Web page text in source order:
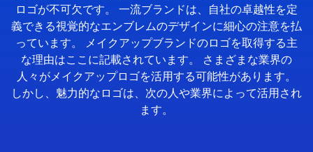
ロゴが不可欠です。 一流ブランドは、自社の卓越性を定
義できる視覚的なエンブレムのデザインに細心の注意を払
っています。 メイクアップブランドのロゴを取得する主
な理由はここに記載されています。 さまざまな業界の
人々がメイクアップロゴを活用する可能性があります。
しかし、魅力的なロゴは、次の人や業界によって活用され
ます。